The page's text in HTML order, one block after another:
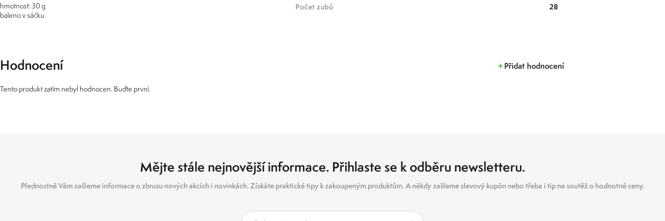
hmotnost: 30 g
baleno v sáčku
počet zubů 28
Hodnocení Přidat hodnocení
Tento produkt zatím nebyl hodnocen. Buďte první.
Mějte stále nejnovější informace. Přihlaste se k odběru newsletteru.
Přednostně Vám zašleme informace o zbrusu nových akcích i novinkách. Získáte praktické tipy k zakoupeným produktům. A někdy zašleme slevový kupón nebo třeba i tip na soutěž o hodnotné ceny.